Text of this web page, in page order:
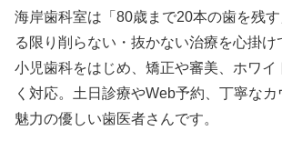
海岸歯科室は「80歳まで20本の歯を残
る限り削らない・抜かない治療を心掛け
小児歯科をはじめ、矯正や審美、ホワイ
く対応。土日診療やWeb予約、丁寧なカ
魅力の優しい歯医者さんです。